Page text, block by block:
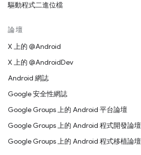
驅動程式二進位檔
論壇
X 上的 @Android
X 上的 @AndroidDev
Android 網誌
Google 安全性網誌
Google Groups 上的 Android 平台論壇
Google Groups 上的 Android 程式開發論壇
Google Groups 上的 Android 程式移植論壇